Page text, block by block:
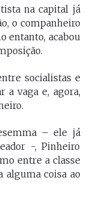
na capital já
o companheiro
entanto, acabou
socialistas e
a vaga e, agora,
– ele já
-, Pinheiro
entre a classe
alguma coisa ao